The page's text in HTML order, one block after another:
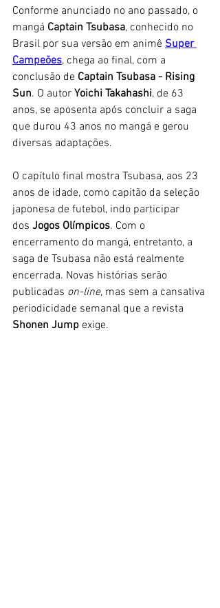
Conforme anunciado no ano passado, o
mangá Captain Tsubasa, conhecido no
Brasil por sua versão em animê Super
Campeões, chega ao final, com a
conclusão de Captain Tsubasa - Rising
Sun. O autor Yoichi Takahashi, de 63
anos, se aposenta após concluir a saga
que durou 43 anos no mangá e gerou
diversas adaptações.
O capítulo final mostra Tsubasa, aos 23
anos de idade, como capitão da seleção
japonesa de futebol, indo participar
dos Jogos Olímpicos. Com o
encerramento do mangá, entretanto, a
saga de Tsubasa não está realmente
encerrada. Novas histórias serão
publicadas on-line, mas sem a cansativa
periodicidade semanal que a revista
Shonen Jump exige.